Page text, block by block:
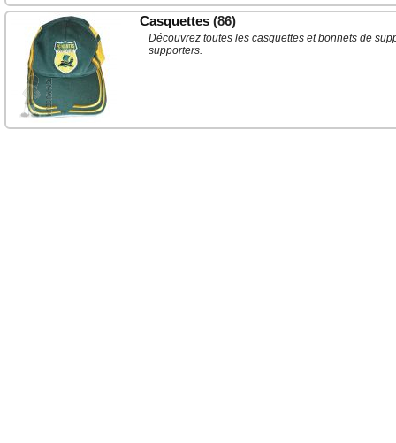
Casquettes (86)
Découvrez toutes les casquettes et bonnets de
supporters.